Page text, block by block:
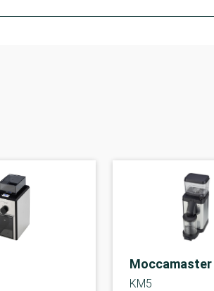
Moccamaster
KM5